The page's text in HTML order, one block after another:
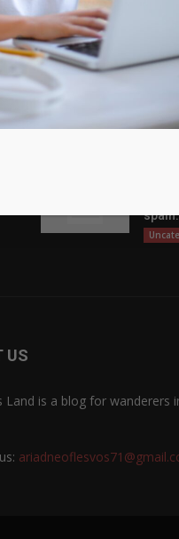
US
Land is a blog for wanderers